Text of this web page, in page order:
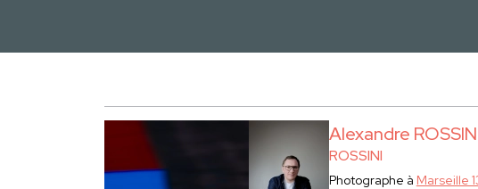
Alexandre
ROSSINI
Photographe à Marseille